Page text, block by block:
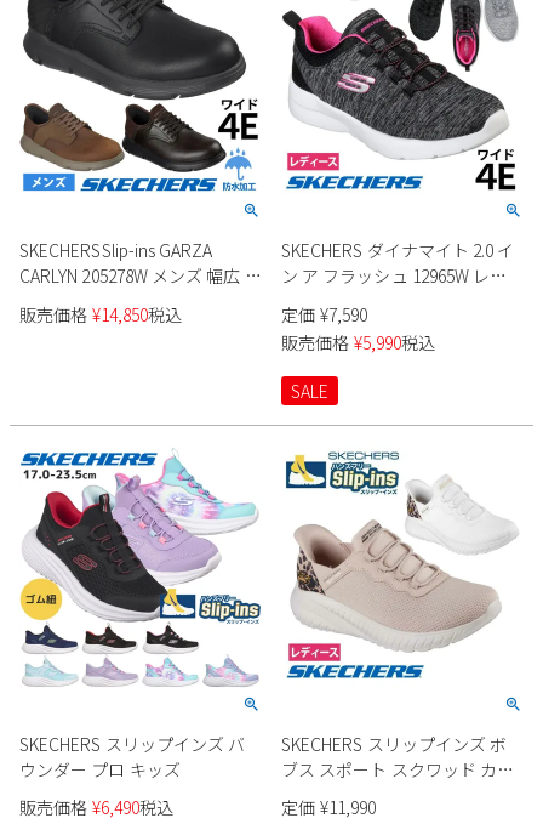
SKECHERSSlip-ins GARZA
CARLYN 205278W メンズ 幅広 防
水
販売価格 ¥14,850税込
SKECHERS ダイナマイト 2.0 イ
ン ア フラッシュ 12965W レデ
ィース
定価 ¥7,590
販売価格 ¥5,990税込
SALE
SKECHERS スリップインズ バ
ウンダー プロ キッズ
販売価格 ¥6,490税込
SKECHERS スリップインズ ボ
ブス スポート スクワッド カオ
ス 117499 レディース
定価 ¥11,990